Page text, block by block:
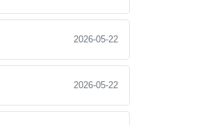
2026-05-22
2026-05-22